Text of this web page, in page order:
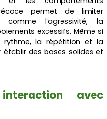
permet de limiter
comme l’agressivité, la
excessifs. Même si
la répétition et la
des bases solides et
avec